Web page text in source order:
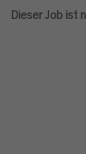
Dieser Job ist